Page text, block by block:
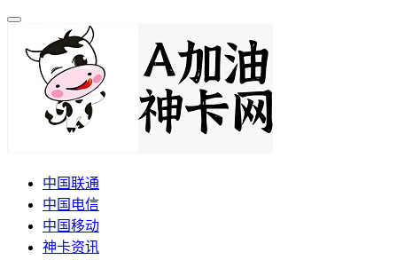
中国联通
中国电信
中国移动
神卡资讯